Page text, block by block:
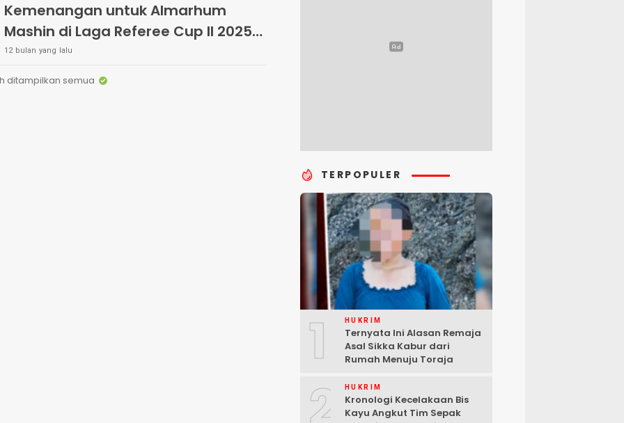
Kemenangan untuk Almarhum
Mashin di Laga Referee Cup II 2025
di Labuan Bajo
12 bulan yang lalu
ditampilkan semua
TERPOPULER
1 HUKRIM
Ternyata Ini Alasan Remaja
Asal Sikka Kabur dari
Rumah Menuju Toraja
2 HUKRIM
Kronologi Kecelakaan Bis
Kayu Angkut Tim Sepak